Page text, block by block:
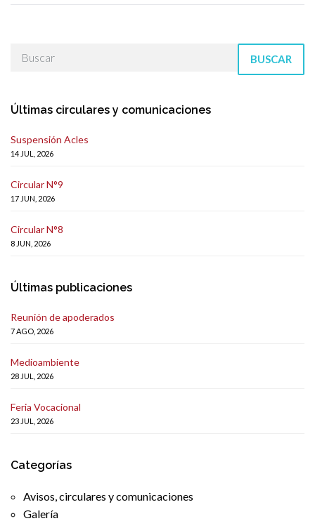
BUSCAR
Últimas circulares y comunicaciones
Suspensión Acles
14 JUL, 2026
Circular N°9
17 JUN, 2026
Circular N°8
8 JUN, 2026
Últimas publicaciones
Reunión de apoderados
7 AGO, 2026
Medioambiente
28 JUL, 2026
Feria Vocacional
23 JUL, 2026
Categorías
Avisos, circulares y comunicaciones
Galería